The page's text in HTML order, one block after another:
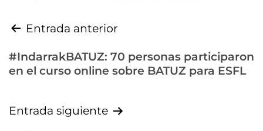
Entrada anterior
#IndarrakBATUZ: 70 personas participaron
en el curso online sobre BATUZ para ESFL
Entrada siguiente